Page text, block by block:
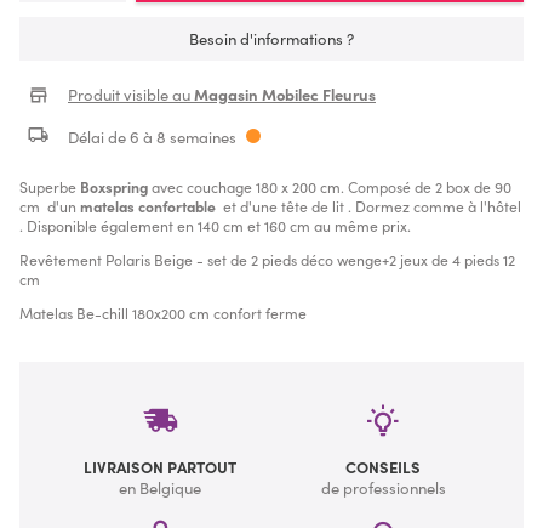
Besoin d'informations ?
Produit visible auMagasin Mobilec Fleurus
Délai de 6 à 8 semaines
Superbe Boxspringavec couchage 180 x 200 cm. Composé de 2 box de 90
cm d'un matelas confortable et d'une tête de lit . Dormez comme à l'hôtel
. Disponible également en 140 cm et 160 cm au même prix.
Revêtement Polaris Beige - set de 2 pieds déco wenge+2 jeux de 4 pieds 12
cm
Matelas Be-chill 180x200 cm confort ferme
LIVRAISON PARTOUT
en Belgique
CONSEILS
de professionnels